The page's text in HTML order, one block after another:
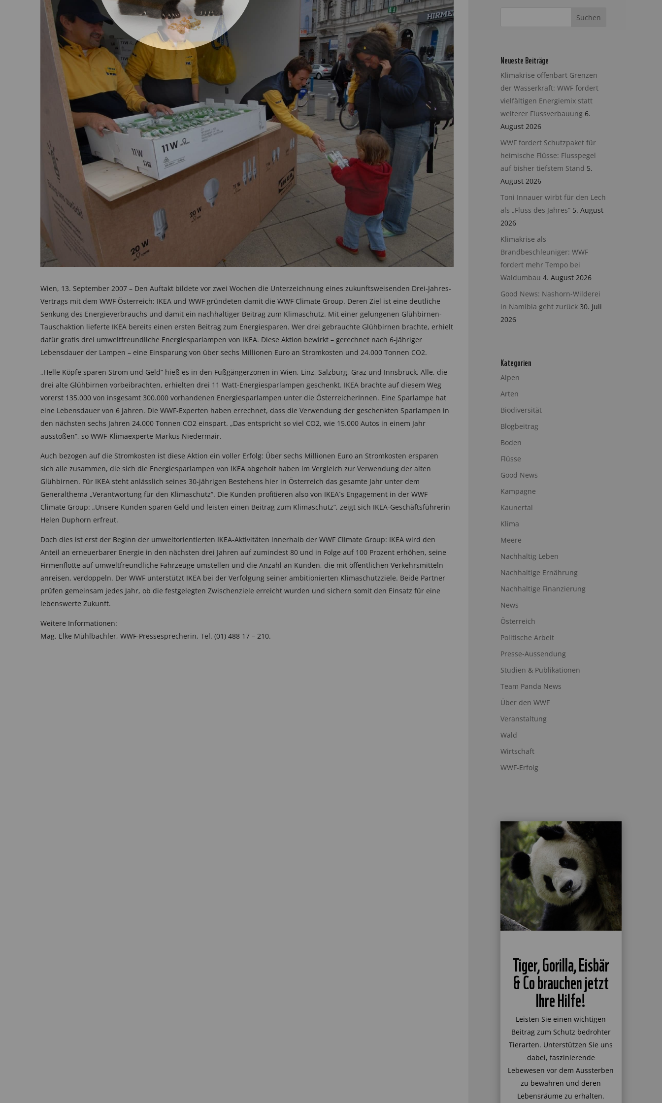
Wien, 13. September 2007 – Den Auftakt bildete vor zwei Wochen die Unterzeichnung eines zukunftsweisenden Drei-Jahres-
Vertrags mit dem WWF Österreich: IKEA und WWF gründeten damit die WWF Climate Group. Deren Ziel ist eine deutliche
Senkung des Energieverbrauchs und damit ein nachhaltiger Beitrag zum Klimaschutz. Mit einer gelungenen Glühbirnen-
Tauschaktion lieferte IKEA bereits einen ersten Beitrag zum Energiesparen. Wer drei gebrauchte Glühbirnen brachte, erhielt
dafür gratis drei umweltfreundliche Energiesparlampen von IKEA. Diese Aktion bewirkt – gerechnet nach 6-jähriger
Lebensdauer der Lampen – eine Einsparung von über sechs Millionen Euro an Stromkosten und 24.000 Tonnen CO2.
„Helle Köpfe sparen Strom und Geld“ hieß es in den Fußgängerzonen in Wien, Linz, Salzburg, Graz und Innsbruck. Alle, die
drei alte Glühbirnen vorbeibrachten, erhielten drei 11 Watt-Energiesparlampen geschenkt. IKEA brachte auf diesem Weg
vorerst 135.000 von insgesamt 300.000 vorhandenen Energiesparlampen unter die ÖsterreicherInnen. Eine Sparlampe hat
eine Lebensdauer von 6 Jahren. Die WWF-Experten haben errechnet, dass die Verwendung der geschenkten Sparlampen in
den nächsten sechs Jahren 24.000 Tonnen CO2 einspart. „Das entspricht so viel CO2, wie 15.000 Autos in einem Jahr
ausstoßen“, so WWF-Klimaexperte Markus Niedermair.
Auch bezogen auf die Stromkosten ist diese Aktion ein voller Erfolg: Über sechs Millionen Euro an Stromkosten ersparen
sich alle zusammen, die sich die Energiesparlampen von IKEA abgeholt haben im Vergleich zur Verwendung der alten
Glühbirnen. Für IKEA steht anlässlich seines 30-jährigen Bestehens hier in Österreich das gesamte Jahr unter dem
Generalthema „Verantwortung für den Klimaschutz“. Die Kunden profitieren also von IKEA´s Engagement in der WWF
Climate Group: „Unsere Kunden sparen Geld und leisten einen Beitrag zum Klimaschutz“, zeigt sich IKEA-Geschäftsführerin
Helen Duphorn erfreut.
Doch dies ist erst der Beginn der umweltorientierten IKEA-Aktivitäten innerhalb der WWF Climate Group: IKEA wird den
Anteil an erneuerbarer Energie in den nächsten drei Jahren auf zumindest 80 und in Folge auf 100 Prozent erhöhen, seine
Firmenflotte auf umweltfreundliche Fahrzeuge umstellen und die Anzahl an Kunden, die mit öffentlichen Verkehrsmitteln
anreisen, verdoppeln. Der WWF unterstützt IKEA bei der Verfolgung seiner ambitionierten Klimaschutzziele. Beide Partner
prüfen gemeinsam jedes Jahr, ob die festgelegten Zwischenziele erreicht wurden und sichern somit den Einsatz für eine
lebenswerte Zukunft.
Weitere Informationen:
Mag. Elke Mühlbachler, WWF-Pressesprecherin, Tel. (01) 488 17 – 210.
Neueste Beiträge
Klimakrise offenbart Grenzen
der Wasserkraft: WWF fordert
vielfältigen Energiemix statt
weiterer Flussverbauung 6.
August 2026
WWF fordert Schutzpaket für
heimische Flüsse: Flusspegel
auf bisher tiefstem Stand 5.
August 2026
Toni Innauer wirbt für den Lech
als „Fluss des Jahres“ 5. August
2026
Klimakrise als
Brandbeschleuniger: WWF
fordert mehr Tempo bei
Waldumbau 4. August 2026
Good News: Nashorn-Wilderei
in Namibia geht zurück 30. Juli
2026
Kategorien
Alpen
Arten
Biodiversität
Blogbeitrag
Boden
Flüsse
Good News
Kampagne
Kaunertal
Klima
Meere
Nachhaltig Leben
Nachhaltige Ernährung
Nachhaltige Finanzierung
News
Österreich
Politische Arbeit
Presse-Aussendung
Studien & Publikationen
Team Panda News
Über den WWF
Veranstaltung
Wald
Wirtschaft
WWF-Erfolg
Tiger, Gorilla, Eisbär
& Co brauchen jetzt
Ihre Hilfe!
Leisten Sie einen wichtigen
Beitrag zum Schutz bedrohter
Tierarten. Unterstützen Sie uns
dabei, faszinierende
Lebewesen vor dem Aussterben
zu bewahren und deren
Lebensräume zu erhalten.